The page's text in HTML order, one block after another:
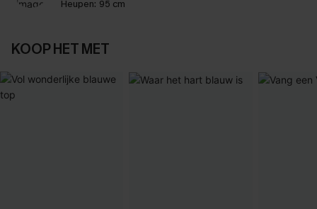
Heupen: 95 cm
KOOP HET MET